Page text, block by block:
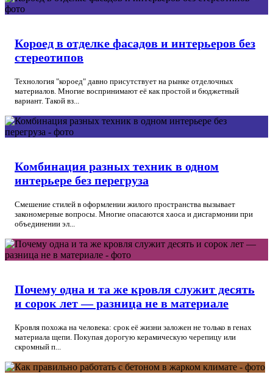
Короед в отделке фасадов и интерьеров без
стереотипов
Технология "короед" давно присутствует на рынке отделочных
материалов. Многие воспринимают её как простой и бюджетный
вариант. Такой вз...
Комбинация разных техник в одном
интерьере без перегруза
Смешение стилей в оформлении жилого пространства вызывает
закономерные вопросы. Многие опасаются хаоса и дисгармонии при
объединении эл...
Почему одна и та же кровля служит десять
и сорок лет — разница не в материале
Кровля похожа на человека: срок её жизни заложен не только в генах
материала щепи. Покупая дорогую керамическую черепицу или
скромный п...